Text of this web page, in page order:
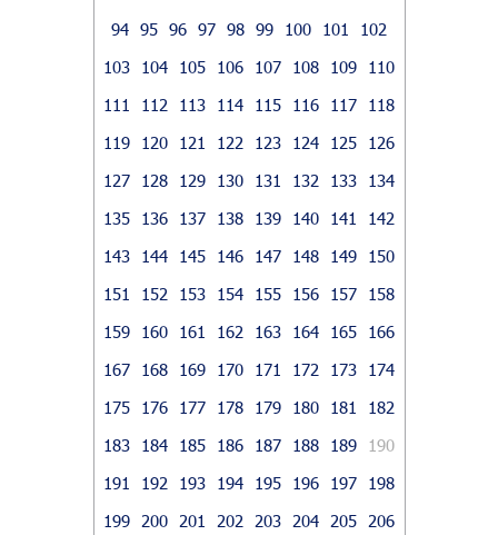
94 95 96 97 98 99 100 101
102
103
104 105 106 107 108 109
110
111
112 113 114 115 116 117
118
119
120 121 122 123 124 125
126
127
128 129 130 131 132 133
134
135
136 137 138 139 140 141
142
143
144 145 146 147 148 149
150
151
152 153 154 155 156 157
158
159
160 161 162 163 164 165
166
167
168 169 170 171 172 173
174
175
176 177 178 179 180 181
182
183
184 185 186 187 188 189
190
191
192 193 194 195 196 197
198
199
200 201 202 203 204 205
206